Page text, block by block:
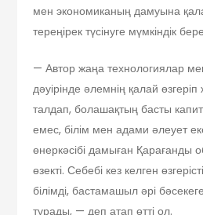
мен экономиканың дамуына
тереңірек түсінуге мүмкіндік
— Автор жаңа технологиялар
дәуірінде әлемнің қалай
талдап, болашақтың басты
емес, білім мен адами әлеует
өнеркәсібі дамыған Қарағанды
өзекті. Себебі кез келген
білімді, бастамашыл әрі
тұрады, — деп атап өтті ол.